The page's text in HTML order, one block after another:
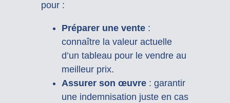
pour :
Préparer une vente:
connaître la valeur actuelle
d’un tableau pour le vendre au
meilleur prix.
Assurer son œuvre: garantir
une indemnisation juste en cas